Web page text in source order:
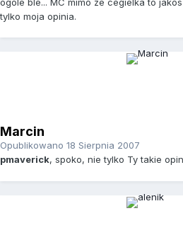
ogole ble... MC mimo ze cegielka to
tylko moja opinia.
Marcin
Opublikowano 18 Sierpnia 2007
pmaverick, spoko, nie tylko Ty takie